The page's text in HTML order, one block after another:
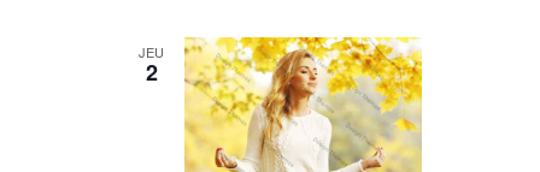
JEU
2